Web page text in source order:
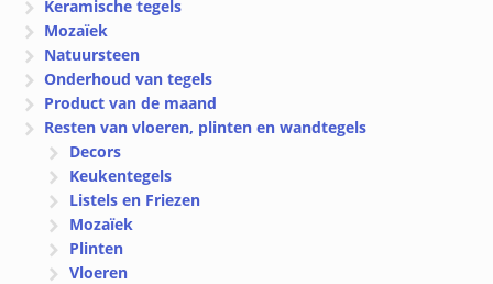
Keramische tegels
Mozaïek
Natuursteen
Onderhoud van tegels
Product van de maand
Resten van vloeren, plinten en wandtegels
Decors
Keukentegels
Listels en Friezen
Mozaïek
Plinten
Vloeren